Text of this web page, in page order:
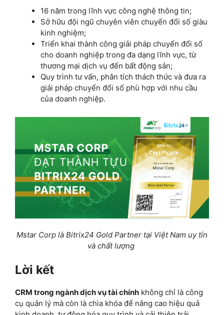
Mstar Corp là Bitrix24 Gold Partner tại Việt Nam uy tín
Lời kết
CRM trong ngành dịch vụ tài chính không chỉ là công
cụ quản lý mà còn là chìa khóa để nâng cao hiệu quả
kinh doanh, tự động hóa quy trình và cải thiện trải
nghiệm khách hàng. Từ việc cung cấp cái nhìn toàn
diện đến dự đoán xu hướng và tối ưu chiến lược, CRM
duy trì lợi thế cạnh tranh. Mstar Corp – đối tác đồng
hành đáng tin cậy trong hành trình phát triển của
Bitrix24 CRM & Workspace,Giải pháp Phần
mềm